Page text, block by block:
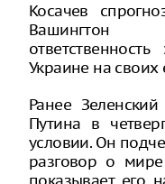
Косачев
Вашингтон
Украине на
Ранее
Путина в
условии. Он
разговор о